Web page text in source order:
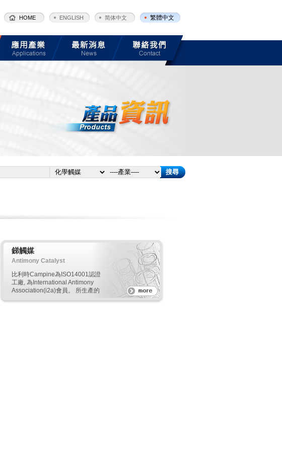
繁體中文
简体中文
ENGLISH
HOME
銻觸媒
Antimony Catalyst
比利時Campine為ISO14001認證
工廠, 為International Antimony
Association(i2a)會員。 所生產的